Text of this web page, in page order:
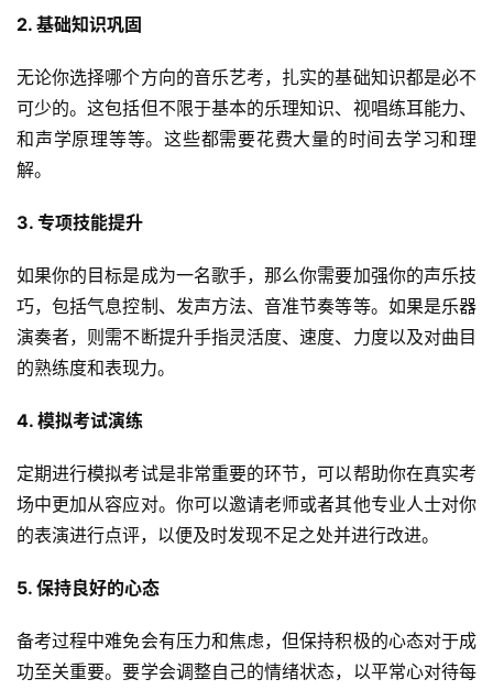
2. 基础知识巩固
无论你选择哪个方向的音乐艺考，扎实的基础知识都是必不
可少的。这包括但不限于基本的乐理知识、视唱练耳能力、
和声学原理等等。这些都需要花费大量的时间去学习和理
解。
3. 专项技能提升
如果你的目标是成为一名歌手，那么你需要加强你的声乐技
巧，包括气息控制、发声方法、音准节奏等等。如果是乐器
演奏者，则需不断提升手指灵活度、速度、力度以及对曲目
的熟练度和表现力。
4. 模拟考试演练
定期进行模拟考试是非常重要的环节，可以帮助你在真实考
场中更加从容应对。你可以邀请老师或者其他专业人士对你
的表演进行点评，以便及时发现不足之处并进行改进。
5. 保持良好的心态
备考过程中难免会有压力和焦虑，但保持积极的心态对于成
功至关重要。要学会调整自己的情绪状态，以平常心对待每